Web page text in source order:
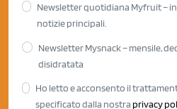
Newsletter quotidiana Myfruit –
notizie principali.
Newsletter Mysnack – mensile,
disidratata
Ho letto e acconsento il
specificato dalla nostra privacy